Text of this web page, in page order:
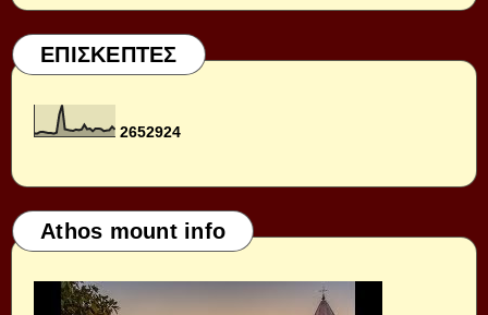
ΕΠΙΣΚΕΠΤΕΣ
2652924
Athos mount info